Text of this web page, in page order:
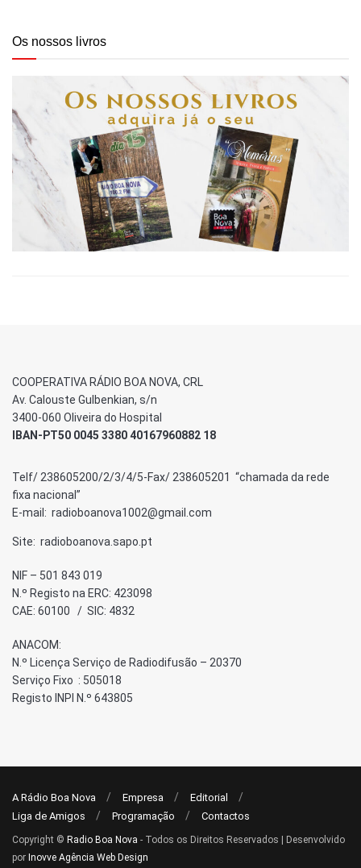
Os nossos livros
COOPERATIVA RÁDIO BOA NOVA, CRL
Av. Calouste Gulbenkian, s/n
3400-060 Oliveira do Hospital
IBAN-PT50 0045 3380 40167960882 18
Telf/ 238605200/2/3/4/5-Fax/ 238605201 “chamada da rede
fixa nacional”
E-mail: radioboanova1002@gmail.com
Site: radioboanova.sapo.pt
NIF – 501 843 019
N.º Registo na ERC: 423098
CAE: 60100 / SIC: 4832
ANACOM:
N.º Licença Serviço de Radiodifusão – 20370
Serviço Fixo : 505018
Registo INPI N.º 643805
A Rádio Boa Nova Empresa
Editorial
Liga de Amigos
Programação Contactos
Copyright © Radio Boa Nova - Todos os Direitos Reservados | Desenvolvido
por Inovve Agência Web Design